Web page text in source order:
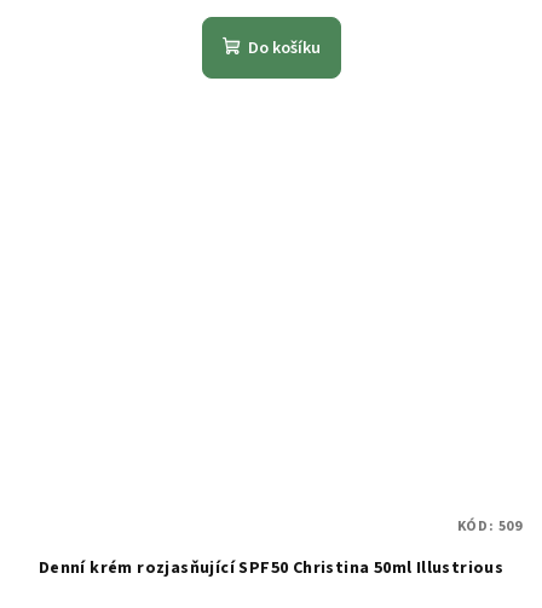
Do košíku
Denní krém rozjasňující SPF50 Christina 50ml Illustrious
KÓD: 509